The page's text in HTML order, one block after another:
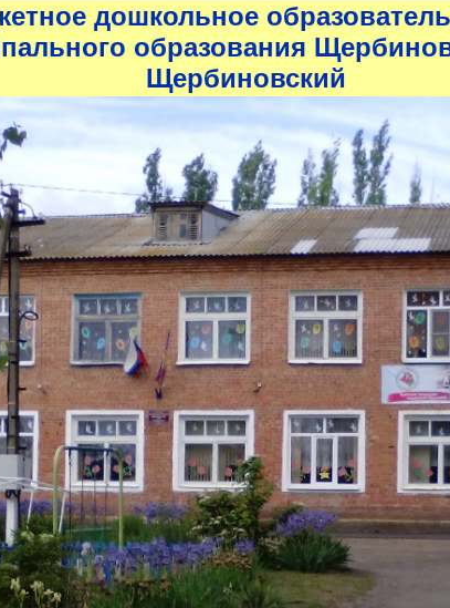
дошкольное
образования
Щербиновский